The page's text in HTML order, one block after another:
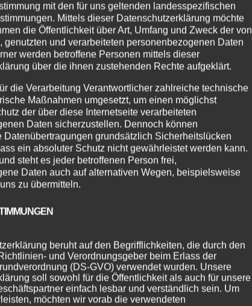
Party? Dann hol dir den Discofox! Egal ob du ein
viel-Spaß“-Typ bist – der Discofox ist der Tanz, der
mit den für uns geltenden landesspezifischen
Mittels dieser Datenschutzerklärung möchte
die Öffentlichkeit über Art, Umfang und Zweck der von
genutzten und verarbeiteten personenbezogenen Daten
werden betroffene Personen mittels dieser
über die ihnen zustehenden Rechte aufgeklärt.
die Verarbeitung Verantwortlicher zahlreiche technische
Maßnahmen umgesetzt, um einen möglichst
der über diese Internetseite verarbeiteten
Daten sicherzustellen. Dennoch können
Datenübertragungen grundsätzlich Sicherheitslücken
ein absoluter Schutz nicht gewährleistet werden kann.
steht es jeder betroffenen Person frei,
Daten auch auf alternativen Wegen, beispielsweise
zu übermitteln.
beruht auf den Begrifflichkeiten, die durch den
und Verordnungsgeber beim Erlass der
(DS-GVO) verwendet wurden. Unsere
soll sowohl für die Öffentlichkeit als auch für unsere
einfach lesbar und verständlich sein. Um
möchten wir vorab die verwendeten